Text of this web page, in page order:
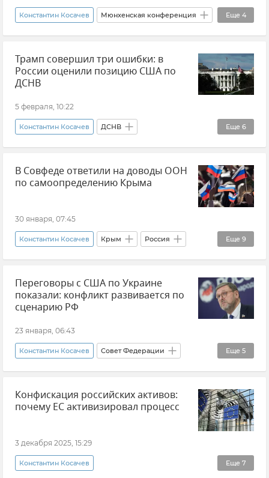
Еще 4
Константин Косачев Мюнхенская конференция
Политика Европа Мнения
Россия
Трамп совершил три ошибки: в
России оценили позицию США по
ДСНВ
5 февраля, 10:22
Еще 6
Константин Косачев ДСНВ
Договор о стратегических наступательных вооружениях (ДСНВ)
Россия США Дональд Трамп
В Совфеде ответили на доводы ООН
по самоопределению Крыма
30 января, 07:45
Еще 9
Константин Косачев Крым Россия
События в Донбассе Совет Федерации
ООН Антониу Гутерриш Политика
Внешняя политика В мире
Переговоры с США по Украине
показали: конфликт развивается по
сценарию РФ
23 января, 06:43
Еще 5
Константин Косачев Совет Федерации
Россия Переговоры Украина
США Новости
Конфискация российских активов:
почему ЕС активизировал процесс
3 декабря 2025, 15:29
Еще 7
Константин Косачев